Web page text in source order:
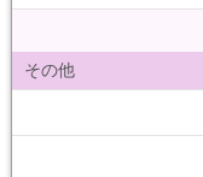
その他